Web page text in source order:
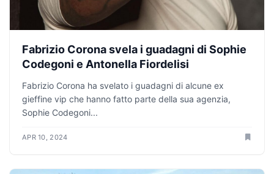
Fabrizio Corona svela i guadagni di Sophie
Codegoni e Antonella Fiordelisi
Fabrizio Corona ha svelato i guadagni di alcune ex
gieffine vip che hanno fatto parte della sua agenzia,
Sophie Codegoni...
APR 10, 2024